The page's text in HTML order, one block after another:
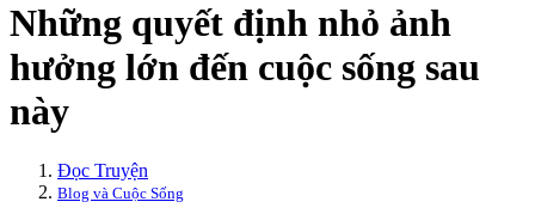
Những quyết định nhỏ ảnh
hưởng lớn đến cuộc sống sau
này
Đọc Truyện
Blog và Cuộc Sống